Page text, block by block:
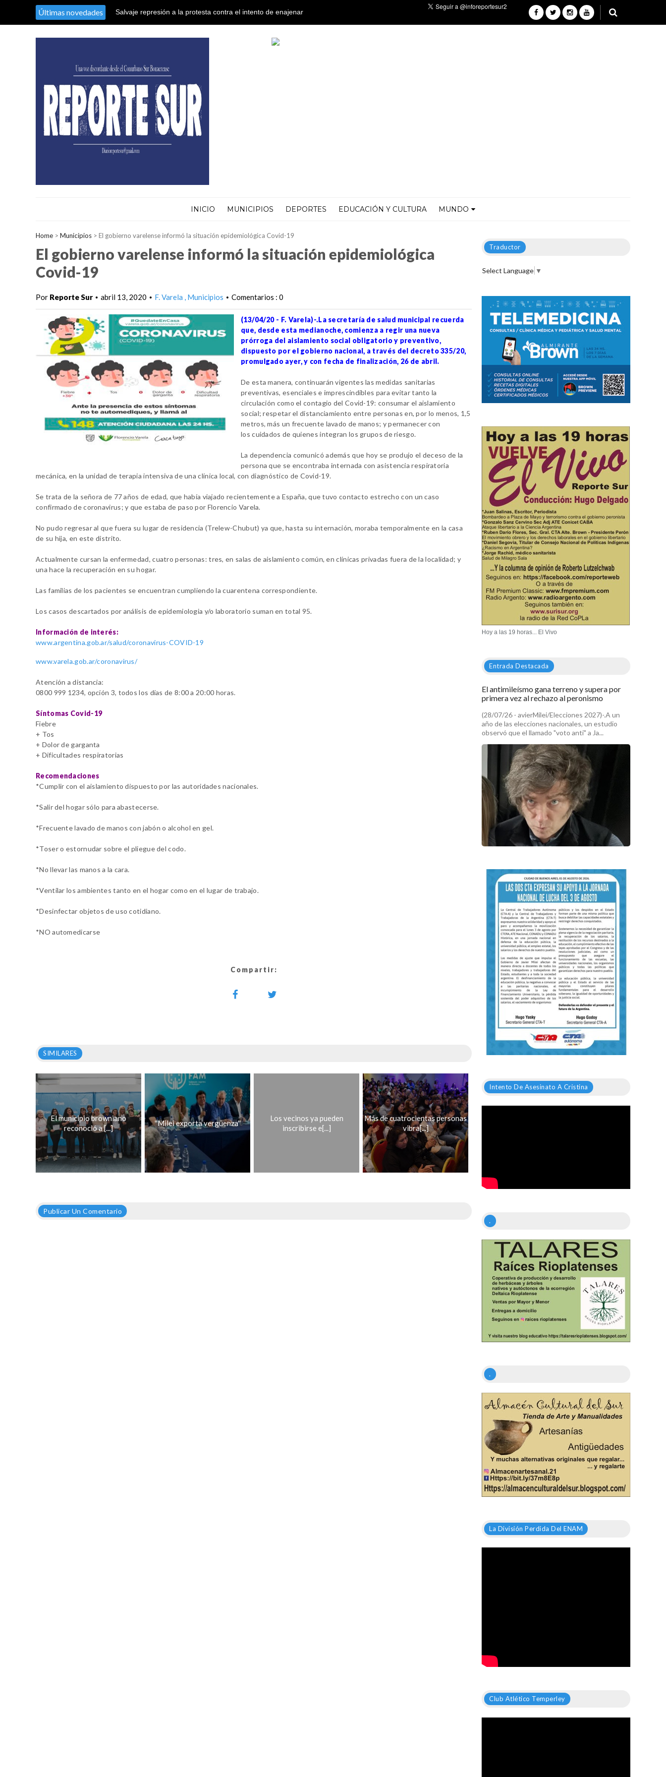
Últimas novedades
Salvaje represión a la protesta contra el intento de enajenar
INICIO MUNICIPIOS DEPORTES EDUCACIÓN Y CULTURA MUNDO
Home > Municipios > El gobierno varelense informó la situación epidemiológica Covid-19
El gobierno varelense informó la situación epidemiológica
Covid-19
Por Reporte Sur • abril 13, 2020 • F. Varela Municipios • Comentarios : 0
(13/04/20 - F. Varela)-.La secretaría de salud municipal recuerda
que, desde esta medianoche, comienza a regir una nueva
prórroga del aislamiento social obligatorio y preventivo,
dispuesto por el gobierno nacional, a través del decreto 335/20,
promulgado ayer, y con fecha de finalización, 26 de abril.
De esta manera, continuarán vigentes las medidas sanitarias
preventivas, esenciales e imprescindibles para evitar tanto la
circulación como el contagio del Covid-19: consumar el aislamiento
social; respetar el distanciamiento entre personas en, por lo menos, 1,5
metros, más un frecuente lavado de manos; y permanecer con
loscuidados de quienes integran los grupos de riesgo.
La dependencia comunicó además que hoy se produjo el deceso de la
persona que se encontraba internada con asistencia respiratoria
mecánica, en la unidad de terapiaintensiva de una clínica local, con diagnóstico de Covid-19.
Se trata de la señora de 77 años de edad, que había viajado recientemente a España,que tuvo contacto estrecho con un caso
confirmado de coronavirus; y que estaba de paso por Florencio Varela.
No pudo regresar al que fuera su lugar de residencia (Trelew-Chubut) ya que, hasta su internación, moraba temporalmente en la casa
de su hija, en este distrito.
Actualmente cursan la enfermedad, cuatro personas: tres, en salas de aislamientocomún, en clínicas privadas fuera de la localidad; y
una hace la recuperación en suhogar.
Las familias de los pacientes se encuentran cumpliendo la cuarentena correspondiente.
Los casos descartados por análisis de epidemiologia y/o laboratorio suman en total 95.
Información de interés:
www.argentina.gob.ar/salud/coronavirus-COVID-19
www.varela.gob.ar/coronavirus/
Atención a distancia:
0800 999 1234, opción 3, todos los días de 8:00 a 20:00 horas.
Síntomas Covid-19
Fiebre
+ Tos
+ Dolor de garganta
+ Dificultades respiratorias
Recomendaciones
*Cumplir con el aislamiento dispuesto por las autoridades nacionales.
*Salir del hogar sólo para abastecerse.
*Frecuente lavado de manos con jabón o alcohol en gel.
*Toser o estornudar sobre el pliegue del codo.
*No llevar las manos a la cara.
*Ventilar los ambientes tanto en el hogar como en el lugar de trabajo.
*Desinfectar objetos de uso cotidiano.
*NO automedicarse
Compartir:
SIMILARES
El municipio browniano
reconoció a [...]
''Milei exporta vergüenza''
Los vecinos ya pueden
inscribirse e[...]
Más de cuatrocientas personas
vibra[...]
Publicar Un Comentario
Traductor
Select Language ▼
Hoy a las 19 horas... El Vivo
Entrada Destacada
El antimileísmo gana terreno y supera por
primera vez al rechazo al peronismo
(28/07/26 - avierMilei/Elecciones 2027)-.A un
año de las elecciones nacionales, un estudio
observó que el llamado "voto anti" a Ja...
Intento De Asesinato A Cristina
.
.
La División Perdida Del ENAM
Club Atlético Temperley